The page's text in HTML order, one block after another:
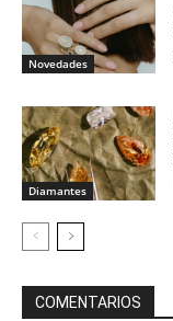
Novedades
Diamantes
COMENTARIOS